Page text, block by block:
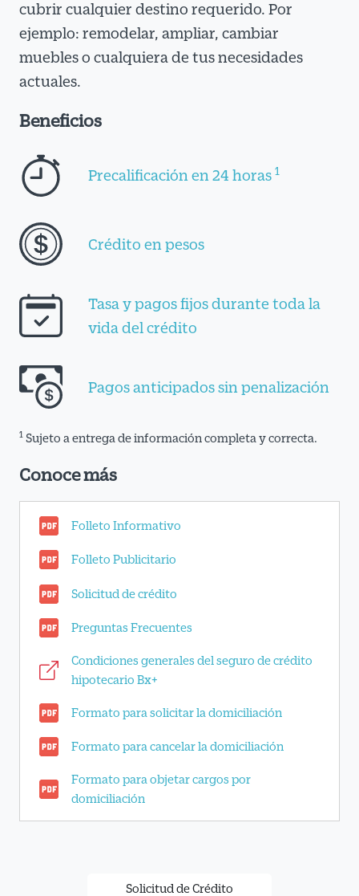
cubrir cualquier destino requerido. Por
ejemplo: remodelar, ampliar, cambiar
muebles o cualquiera de tus necesidades
actuales.
Beneficios
Precalificación en 24 horas 1
Crédito en pesos
Tasa y pagos fijos durante toda la
vida del crédito
Pagos anticipados sin penalización
1 Sujeto a entrega de información completa y correcta.
Conoce más
Folleto Informativo
Folleto Publicitario
Solicitud de crédito
Preguntas Frecuentes
Condiciones generales del seguro de crédito
hipotecario Bx+
Formato para solicitar la domiciliación
Formato para cancelar la domiciliación
Formato para objetar cargos por
domiciliación
Solicitud de Crédito